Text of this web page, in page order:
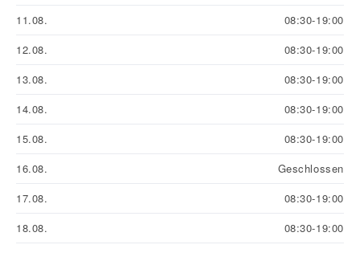
11.08.
08:30-19:00
12.08.
08:30-19:00
13.08.
08:30-19:00
14.08.
08:30-19:00
15.08.
08:30-19:00
16.08.
Geschlossen
17.08.
08:30-19:00
18.08.
08:30-19:00